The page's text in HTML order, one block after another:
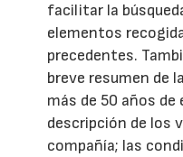
facilitar la
elementos
precedentes.
breve resumen de
más de 50 años de
descripción de los
compañía; las